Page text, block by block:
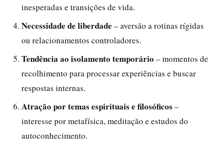
inesperadas e transições de vida.
Necessidade de liberdade – aversão a rotinas rígidas
ou relacionamentos controladores.
Tendência ao isolamento temporário – momentos de
recolhimento para processar experiências e buscar
respostas internas.
Atração por temas espirituais e filosóficos –
interesse por metafísica, meditação e estudos do
autoconhecimento.